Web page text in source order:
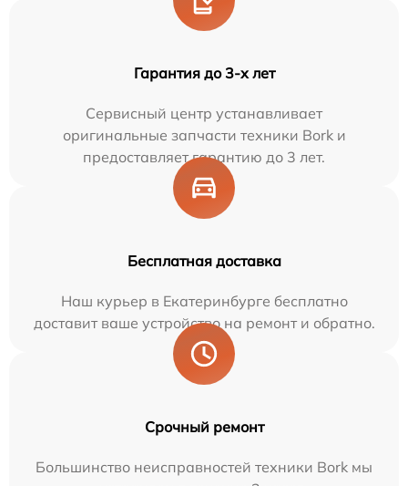
Гарантия до 3-х лет
Сервисный центр устанавливает
оригинальные запчасти техники Bork и
предоставляет гарантию до 3 лет.
Бесплатная доставка
Наш курьер в Екатеринбурге бесплатно
доставит ваше устройство на ремонт и обратно.
Срочный ремонт
Большинство неисправностей техники Bork мы